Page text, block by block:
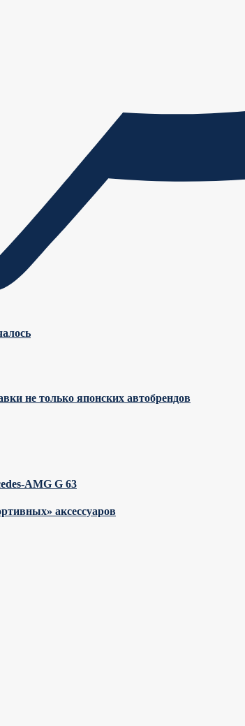
не только японских автобрендов
AMG G 63
аксессуаров